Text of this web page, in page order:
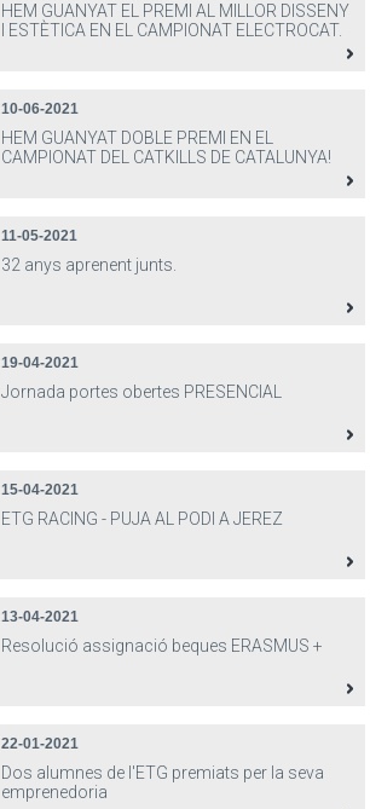
HEM GUANYAT EL PREMI AL MILLOR DISSENY
I ESTÈTICA EN EL CAMPIONAT ELECTROCAT.
10-06-2021
HEM GUANYAT DOBLE PREMI EN EL
CAMPIONAT DEL CATKILLS DE CATALUNYA!
11-05-2021
32 anys aprenent junts.
19-04-2021
Jornada portes obertes PRESENCIAL
15-04-2021
ETG RACING - PUJA AL PODI A JEREZ
13-04-2021
Resolució assignació beques ERASMUS +
22-01-2021
Dos alumnes de l'ETG premiats per la seva
emprenedoria